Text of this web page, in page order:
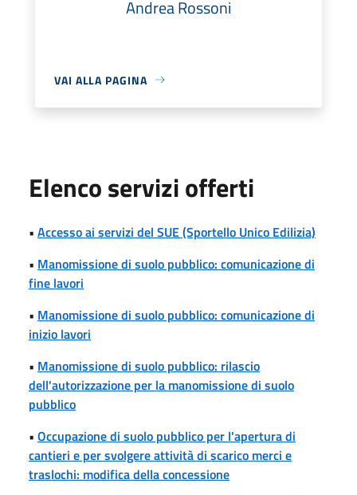
Andrea Rossoni
VAI ALLA PAGINA
Elenco servizi offerti
• Accesso ai servizi del SUE (Sportello Unico Edilizia)
• Manomissione di suolo pubblico: comunicazione di
fine lavori
• Manomissione di suolo pubblico: comunicazione di
inizio lavori
• Manomissione di suolo pubblico: rilascio
dell'autorizzazione per la manomissione di suolo
pubblico
• Occupazione di suolo pubblico per l'apertura di
cantieri e per svolgere attività di scarico merci e
traslochi: modifica della concessione